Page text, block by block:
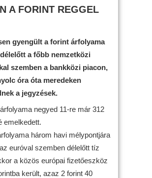
A FORINT REGGEL
gyengült a forint árfolyama
a főbb nemzetközi
szemben a bankközi piacon,
óra óta meredeken
a jegyzések.
negyed 11-re már 312
emelkedett.
három havi mélypontjára
euróval szemben délelőtt tíz
a közös európai fizetőeszköz
került, azaz 2 forint 40